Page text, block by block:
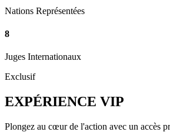
Nations Représentées
8
Juges Internationaux
Exclusif
EXPÉRIENCE VIP
Plongez au cœur de l'action avec un accès